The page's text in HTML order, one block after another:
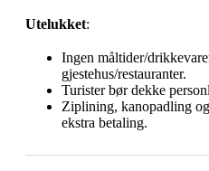
Utelukket:
Ingen måltider/
gjestehus/restauranter.
Turister bør dekke
Ziplining, kanopadling
ekstra betaling.